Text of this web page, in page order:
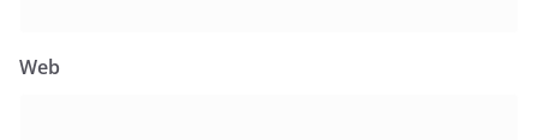
Web